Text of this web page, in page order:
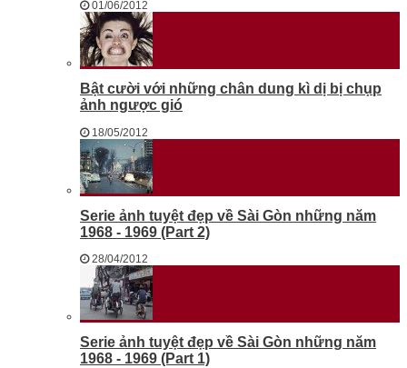
01/06/2012
Bật cười với những chân dung kì dị bị chụp
ảnh ngược gió
18/05/2012
Serie ảnh tuyệt đẹp về Sài Gòn những năm
1968 - 1969 (Part 2)
28/04/2012
Serie ảnh tuyệt đẹp về Sài Gòn những năm
1968 - 1969 (Part 1)